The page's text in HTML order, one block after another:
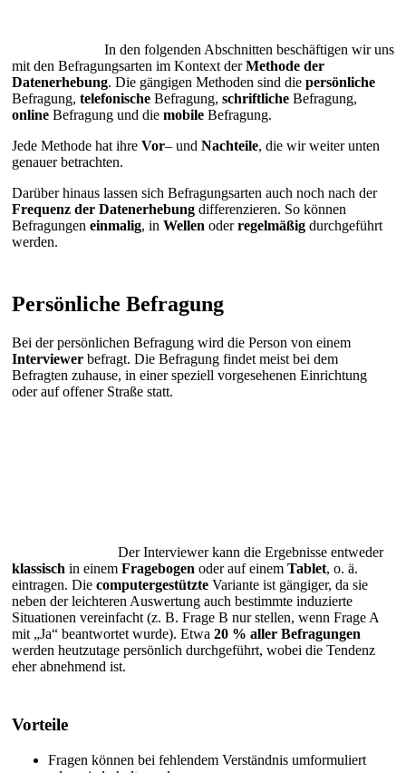
In den folgenden Abschnitten beschäftigen wir uns
mit den Befragungsarten im Kontext derMethode der
Datenerhebung. Die gängigen Methoden sind die persönliche
Befragung, telefonische Befragung, schriftliche Befragung,
online Befragung und die mobile Befragung.
Jede Methode hat ihre Vor– und Nachteile, die wir weiter unten
genauer betrachten.
Darüber hinaus lassen sich Befragungsarten auch noch nach der
Frequenz der Datenerhebung differenzieren. So können
Befragungen einmalig, in Wellen oderregelmäßig durchgeführt
werden.
Persönliche Befragung
Bei der persönlichen Befragung wird die Person von einem
Interviewer befragt. Die Befragung findet meist bei dem
Befragten zuhause, in einer speziell vorgesehenen Einrichtung
oder auf offener Straße statt.
Der Interviewer kann die Ergebnisse entweder
klassisch in einem Fragebogen oder auf einem Tablet, o. ä.
eintragen. Die computergestützte Variante ist gängiger, da sie
neben der leichteren Auswertung auch bestimmte induzierte
Situationen vereinfacht (z. B. Frage B nur stellen, wenn Frage A
mit „Ja“ beantwortet wurde). Etwa 20 % aller Befragungen
werden heutzutage persönlich durchgeführt, wobei die Tendenz
eher abnehmend ist.
Vorteile
Fragen können bei fehlendem Verständnis umformuliert